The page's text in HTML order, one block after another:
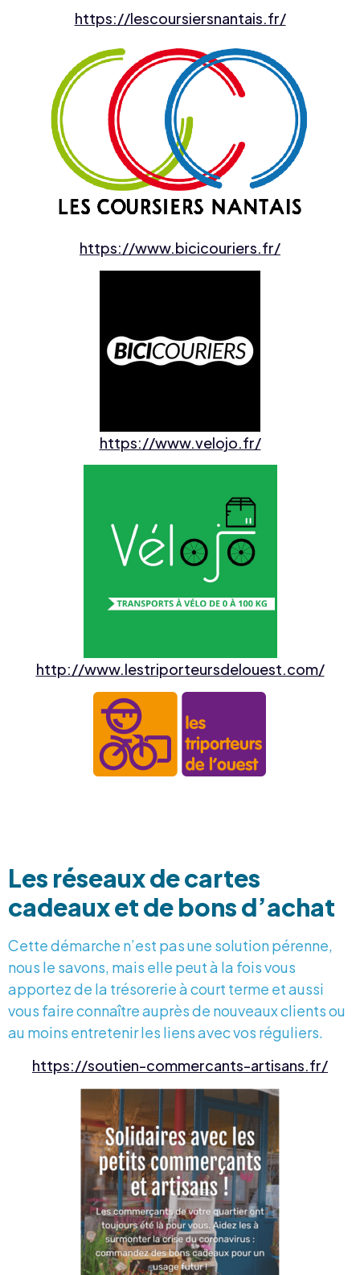
https://lescoursiersnantais.fr/
https://www.bicicouriers.fr/
https://www.velojo.fr/
http://www.lestriporteursdelouest.com/
Les réseaux de cartes
cadeaux et de bons d’achat
Cette démarche n’est pas une solution pérenne,
nous le savons, mais elle peut à la fois vous
apportez de la trésorerie à court terme et aussi
vous faire connaître auprès de nouveaux clients ou
au moins entretenir les liens avec vos réguliers.
https://soutien-commercants-artisans.fr/